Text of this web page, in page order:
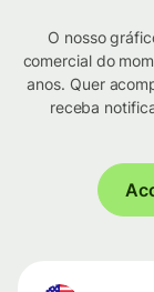
O nosso
comercial do
anos. Quer
receba